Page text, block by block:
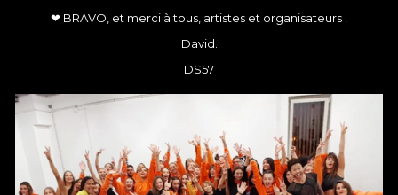
❤ BRAVO, et merci à tous, artistes et organisateurs !
David.
DS57